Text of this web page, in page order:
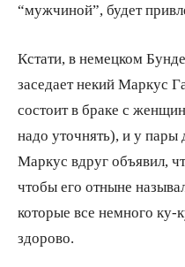
“мужчиной”, будет
Кстати, в немецком
заседает некий Маркус
состоит в браке с
надо уточнять), и у пары
Маркус вдруг объявил,
чтобы его отныне
которые все немного ку-
здорово.